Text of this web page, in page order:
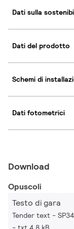
Dati sulla
Dati del prodotto
Schemi di
Dati fotometrici
Download
Opuscoli
Testo di gara
Tender text -